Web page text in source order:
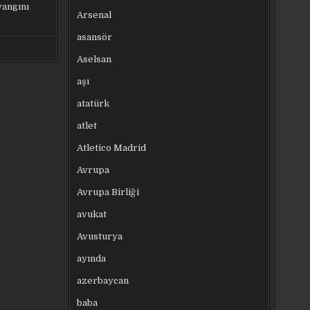
Arsenal
asansör
Aselsan
aşı
atatürk
atlet
Atletico Madrid
Avrupa
Avrupa Birliği
avukat
Avusturya
ayında
azerbaycan
baba